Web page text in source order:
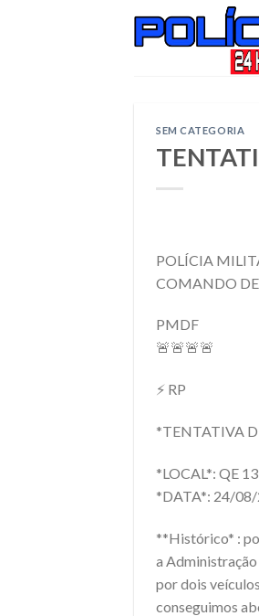
SEM CATEGORIA
POLÍCIA
COMANDO
PMDF
🚨🚨🚨🚨
⚡ RP
*TENTATIVA
*LOCAL*: QE
*DATA*: 24/
**Histórico* :
a
por dois
conseguimos